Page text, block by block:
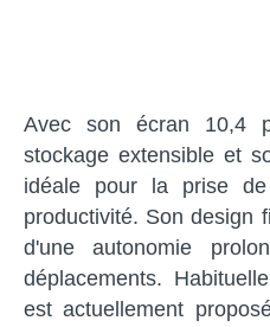
Avec son écran 10,4
stockage extensible et
idéale pour la prise
productivité. Son design
d'une autonomie
déplacements.
est actuellement